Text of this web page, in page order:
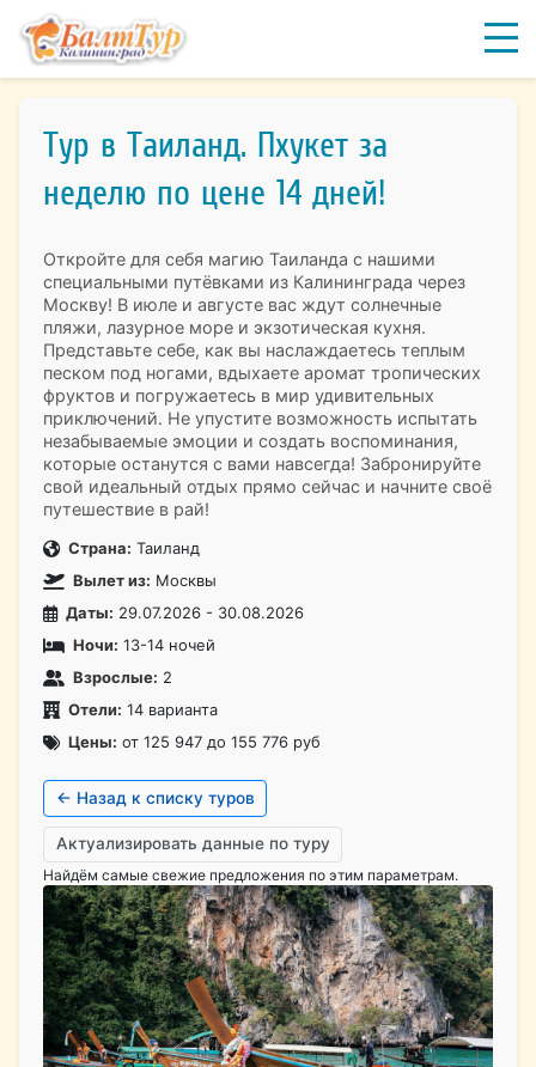
Тур в Таиланд. Пхукет за
неделю по цене 14 дней!
Откройте для себя магию Таиланда с нашими
специальными путёвками из Калининграда через
Москву! В июле и августе вас ждут солнечные
пляжи, лазурное море и экзотическая кухня.
Представьте себе, как вы наслаждаетесь теплым
песком под ногами, вдыхаете аромат тропических
фруктов и погружаетесь в мир удивительных
приключений. Не упустите возможность испытать
незабываемые эмоции и создать воспоминания,
которые останутся с вами навсегда! Забронируйте
свой идеальный отдых прямо сейчас и начните своё
путешествие в рай!
Страна: Таиланд
Вылет из: Москвы
Даты: 29.07.2026 - 30.08.2026
Ночи: 13-14 ночей
Взрослые: 2
Отели: 14 варианта
Цены: от 125 947 до 155 776 руб
← Назад к списку туров
Актуализировать данные по туру
Найдём самые свежие предложения по этим параметрам.